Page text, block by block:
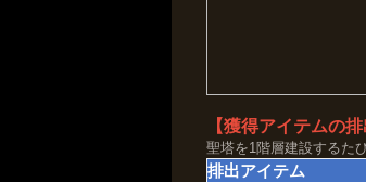
【獲得アイテムの排
聖塔を1階層建設するた
排出アイテム